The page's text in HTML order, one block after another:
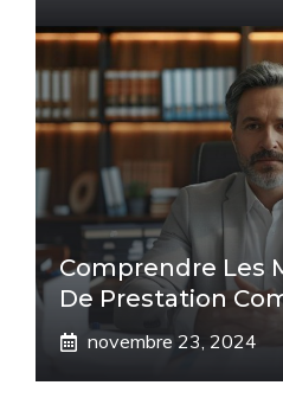
Comprendre Les
De Prestation
novembre 23, 2024